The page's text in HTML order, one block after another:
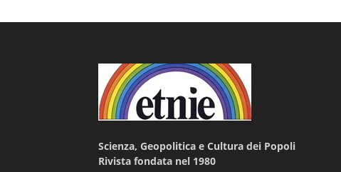
Scienza, Geopolitica e Cultura dei Popoli
Rivista fondata nel 1980